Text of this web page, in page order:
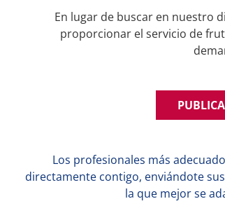
En lugar de buscar en nuestro
proporcionar el servicio de
Los profesionales más
directamente contigo, enviándote
la que mejor se